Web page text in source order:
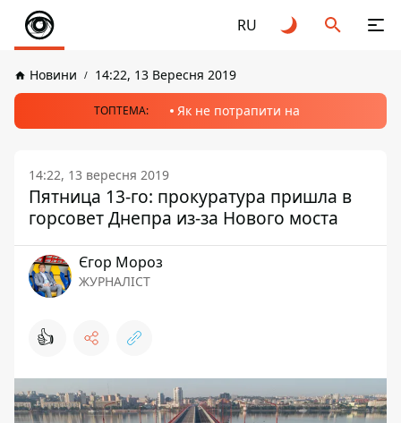
RU
Новини 14:22, 13 Вересня 2019
ТОПТЕМА: Як не потрапити на
14:22, 13 вересня 2019
Пятница 13-го: прокуратура пришла в
горсовет Днепра из-за Нового моста
Єгор Мороз
ЖУРНАЛІСТ
👍